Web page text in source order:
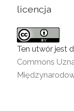
licencja
Ten utwór jest
Commons